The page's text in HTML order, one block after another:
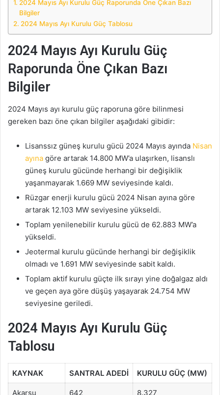
2024 Mayıs Ayı Kurulu Güç Raporunda Öne Çıkan Bazı
Bilgiler
2024 Mayıs Ayı Kurulu Güç Tablosu
2024 Mayıs Ayı Kurulu Güç
Raporunda Öne Çıkan Bazı
Bilgiler
2024 Mayıs ayı kurulu güç raporuna göre bilinmesi
gereken bazı öne çıkan bilgiler aşağıdaki gibidir:
Lisanssız güneş kurulu gücü 2024 Mayıs ayında Nisan
ayına göre artarak 14.800 MW’a ulaşırken, lisanslı
güneş kurulu gücünde herhangi bir değişiklik
yaşanmayarak 1.669 MW seviyesinde kaldı.
Rüzgar enerji kurulu gücü 2024 Nisan ayına göre
artarak 12.103 MW seviyesine yükseldi.
Toplam yenilenebilir kurulu gücü de 62.883 MW’a
yükseldi.
Jeotermal kurulu gücünde herhangi bir değişiklik
olmadı ve 1.691 MW seviyesinde sabit kaldı.
Toplam aktif kurulu güçte ilk sırayı yine doğalgaz aldı
ve geçen aya göre düşüş yaşayarak 24.754 MW
seviyesine geriledi.
2024 Mayıs Ayı Kurulu Güç
Tablosu
KAYNAK SANTRAL ADEDİ KURULU GÜÇ (MW)
Akarsu 642 8.327